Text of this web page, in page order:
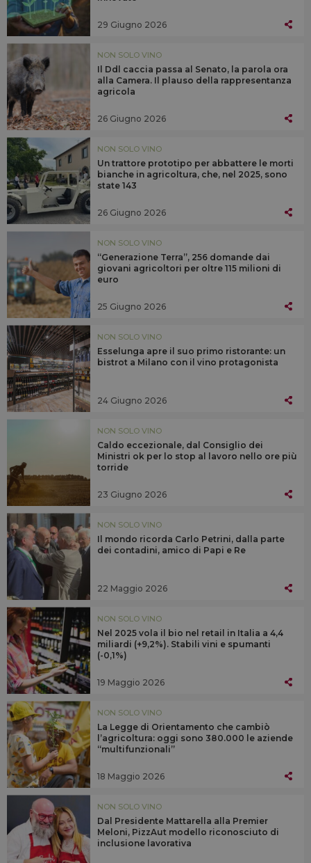
29 Giugno 2026
NON SOLO VINO
Il Ddl caccia passa al Senato, la parola ora
alla Camera. Il plauso della rappresentanza
agricola
26 Giugno 2026
NON SOLO VINO
Un trattore prototipo per abbattere le morti
bianche in agricoltura, che, nel 2025, sono
state 143
26 Giugno 2026
NON SOLO VINO
“Generazione Terra”, 256 domande dai
giovani agricoltori per oltre 115 milioni di
euro
25 Giugno 2026
NON SOLO VINO
Esselunga apre il suo primo ristorante: un
bistrot a Milano con il vino protagonista
24 Giugno 2026
NON SOLO VINO
Caldo eccezionale, dal Consiglio dei
Ministri ok per lo stop al lavoro nello ore più
torride
23 Giugno 2026
NON SOLO VINO
Il mondo ricorda Carlo Petrini, dalla parte
dei contadini, amico di Papi e Re
22 Maggio 2026
NON SOLO VINO
Nel 2025 vola il bio nel retail in Italia a 4,4
miliardi (+9,2%). Stabili vini e spumanti
(-0,1%)
19 Maggio 2026
NON SOLO VINO
La Legge di Orientamento che cambiò
l’agricoltura: oggi sono 380.000 le aziende
“multifunzionali”
18 Maggio 2026
NON SOLO VINO
Dal Presidente Mattarella alla Premier
Meloni, PizzAut modello riconosciuto di
inclusione lavorativa